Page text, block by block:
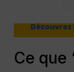
Découvrez
Ce que